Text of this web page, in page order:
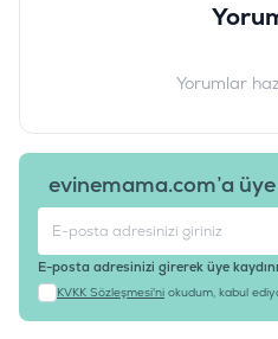
Yorumlar
evinemama.com’a
E-posta adresinizi girerek üye
KVKK Sözleşmesi'ni okudum, kabul